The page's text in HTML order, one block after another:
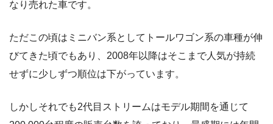
なり売れた車です。
ただこの頃はミニバン系としてトールワゴン系の車種が伸
びてきた頃でもあり、2008年以降はそこまで人気が持続
せずに少しずつ順位は下がっています。
しかしそれでも2代目ストリームはモデル期間を通じて